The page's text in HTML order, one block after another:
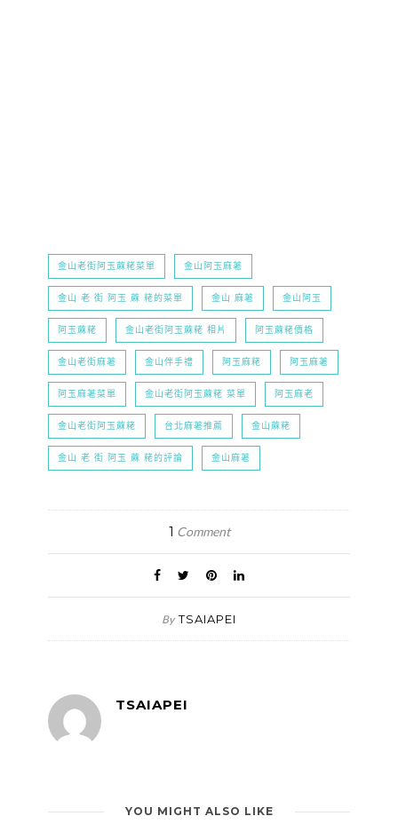
金山老街阿玉蔴粩菜單 金山阿玉麻荖
金山 老 街 阿玉 蔴 粩的菜單 金山 麻荖 金山阿玉
阿玉蔴粩 金山老街阿玉蔴粩 相片 阿玉蔴粩價格
金山老街麻荖 金山伴手禮 阿玉麻粩 阿玉麻荖
阿玉麻荖菜單 金山老街阿玉蔴粩 菜單 阿玉麻老
金山老街阿玉蔴粩 台北麻荖推薦 金山蔴粩
金山 老 街 阿玉 蔴 粩的評論 金山麻荖
1 Comment
By TSAIAPEI
TSAIAPEI
YOU MIGHT ALSO LIKE